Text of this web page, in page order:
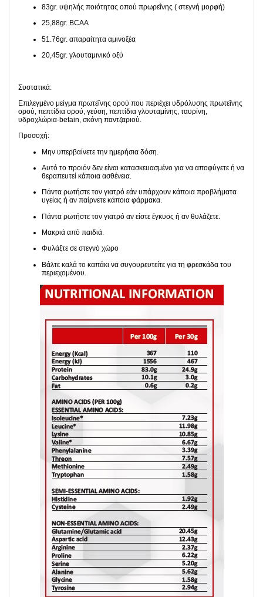
83gr. υψηλής ποιότητας οπού πρωρεΐνης ( στεγνή μορφή)
25,88gr. BCAA
51.76gr. απαραίτητα αμινοξέα
20,45gr. γλουταμινικό οξύ
Συστατικά:
Επιλεγμένο μείγμα πρωτεΐνης ορού που περιέχει υδρόλυσης πρωτεΐνης
ορού, πεπτίδια ορού, γεύση, πεπτίδια γλουταμίνης, ταυρίνη,
υδροχλώρια-betain, σκόνη παντζαριού.
Προσοχή:
Μην υπερβαίνετε την ημερήσια δόση.
Αυτό το προιόν δεν είναι κατασκευασμένο για να αποφύγετε ή να
θεραπευτεί κάποια ασθένεια.
Πάντα ρωτήστε τον γιατρό εάν υπάρχουν κάποια προβλήματα
υγείας ή αν παίρνετε κάποια φάρμακα.
Πάντα ρωτήστε τον γιατρό αν είστε έγκυος ή αν θυλάζετε.
Μακριά από παιδιά.
Φυλάξτε σε στεγνό χώρο
Βάλτε καλά το καπάκι να συγουρευτείτε για τη φρεσκάδα του
περιεχομένου.